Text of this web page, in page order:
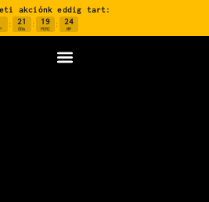
akciónk eddig tart:
: 21
ÓRA
: 19
PERC
: 23
MP